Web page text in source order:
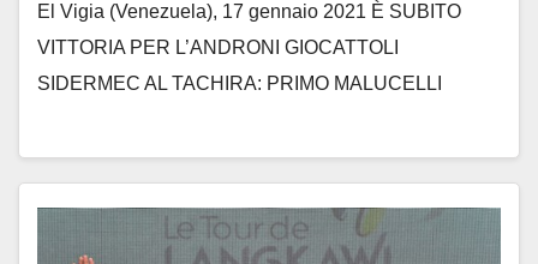
El Vigia (Venezuela), 17 gennaio 2021 È SUBITO
VITTORIA PER L’ANDRONI GIOCATTOLI
SIDERMEC AL TACHIRA: PRIMO MALUCELLI